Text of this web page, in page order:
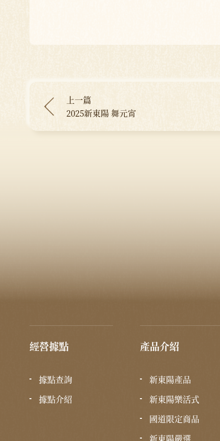
上一篇
2025新東陽 舞元宵
經營據點
據點查詢
據點介紹
產品介紹
新東陽產品
新東陽樂活式
國道限定商品
新東陽嚴選